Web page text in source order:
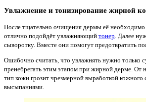
Увлажнение и тонизирование жирной
После тщательно очищения дермы её необходимо
отлично подойдёт увлажняющий тонер. Далее
сыворотку. Вместе они помогут предотвратить
Ошибочно считать, что увлажнять нужно только
пренебрегать этим этапом при жирной дерме. От
тип кожи грозит чрезмерной выработкой кожного
высыпаниями.